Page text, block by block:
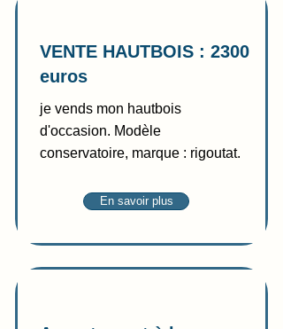
VENTE HAUTBOIS : 2300
euros
je vends mon hautbois
d'occasion. Modèle
conservatoire, marque : rigoutat.
En savoir plus